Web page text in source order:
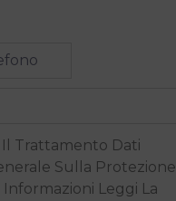
Trattamento Dati
Sulla Protezione
Informazioni Leggi La